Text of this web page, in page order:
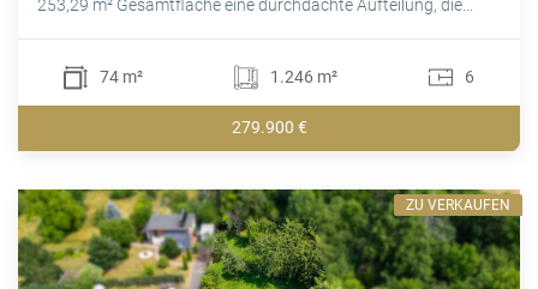
253,29 m² Gesamtfläche eine durchdachte Aufteilung, die...
74 m² 1.246 m² 6
279.900 €
ZU VERKAUFEN